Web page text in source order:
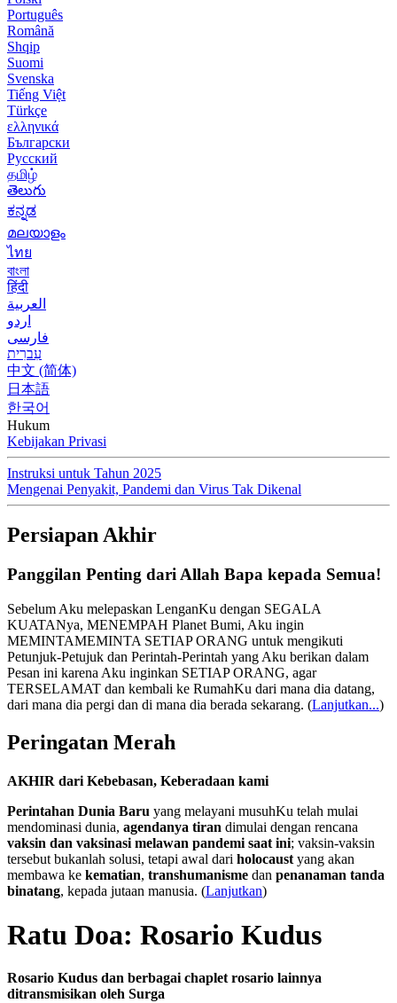
Português
Română
Shqip
Suomi
Svenska
Tiếng Việt
Türkçe
ελληνικά
Български
Русский
தமிழ்
తెలుగు
ಕನ್ನಡ
മലയാളം
ไทย
বাংলা
हिंदी
العربية
اردو
فارسی
עִברִית
中文 (简体)
日本語
한국어
Hukum
Kebijakan Privasi
Instruksi untuk Tahun 2025
Mengenai Penyakit, Pandemi dan Virus Tak Dikenal
Persiapan Akhir
Panggilan Penting dari Allah Bapa kepada Semua!
Sebelum Aku melepaskan LenganKu dengan SEGALA
KUATANya, MENEMPAH Planet Bumi, Aku ingin
MEMINTAMEMINTA SETIAP ORANG untuk mengikuti
Petunjuk-Petujuk dan Perintah-Perintah yang Aku berikan dalam
Pesan ini karena Aku inginkan SETIAP ORANG, agar
TERSELAMAT dan kembali ke RumahKu dari mana dia datang,
dari mana dia pergi dan di mana dia berada sekarang. (Lanjutkan...)
Peringatan Merah
AKHIR dari Kebebasan, Keberadaan kami
Perintahan Dunia Baru yang melayani musuhKu telah mulai
mendominasi dunia, agendanya tiran dimulai dengan rencana
vaksin dan vaksinasi melawan pandemi saat ini; vaksin-vaksin
tersebut bukanlah solusi, tetapi awal dari holocaust yang akan
membawa ke kematian, transhumanisme dan penanaman tanda
binatang, kepada jutaan manusia. (Lanjutkan)
Ratu Doa: Rosario Kudus
Rosario Kudus dan berbagai chaplet rosario lainnya
ditransmisikan oleh Surga